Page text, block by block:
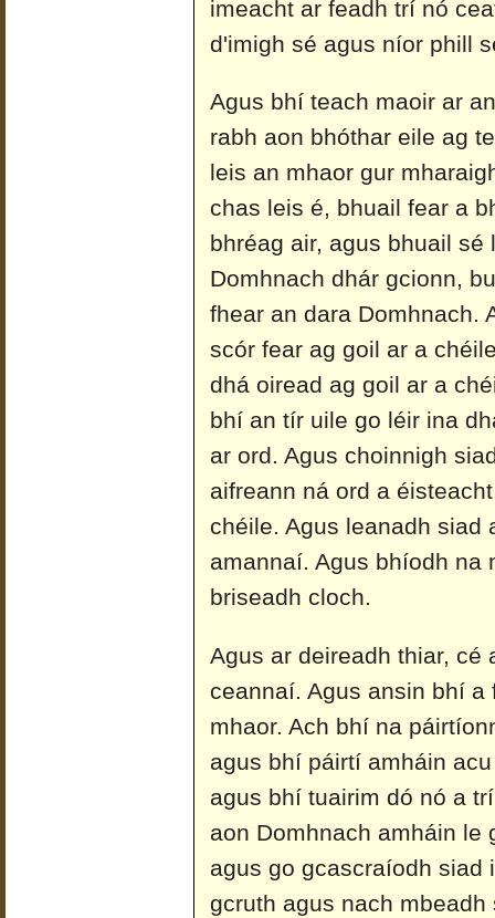
imeacht ar feadh trí nó
d'imigh sé agus níor phill
Agus bhí teach maoir ar
rabh aon bhóthar eile ag
leis an mhaor gur
chas leis é, bhuail fear a
bhréag air, agus bhuail
Domhnach dhár gcionn,
fhear an dara Domhnach.
scór fear ag goil ar a
dhá oiread ag goil ar a
bhí an tír uile go léir ina
ar ord. Agus choinnigh
aifreann ná ord a
chéile. Agus leanadh siad
amannaí. Agus bhíodh na
briseadh cloch.
Agus ar deireadh thiar, cé
ceannaí. Agus ansin bhí
mhaor. Ach bhí na
agus bhí páirtí amháin
agus bhí tuairim dó nó a
aon Domhnach amháin le
agus go gcascraíodh siad
gcruth agus nach